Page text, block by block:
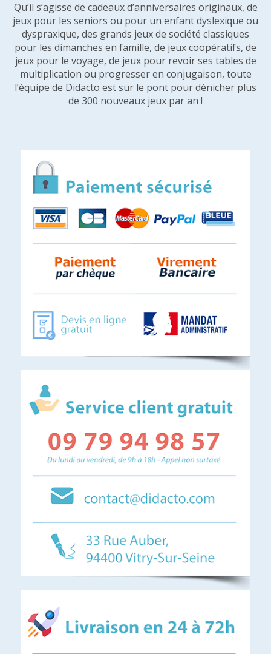
Qu’il s’agisse de cadeaux d’anniversaires originaux, de
jeux pour les seniors ou pour un enfant dyslexique ou
dyspraxique, des grands jeux de société classiques
pour les dimanches en famille, de jeux coopératifs, de
jeux pour le voyage, de jeux pour revoir ses tables de
multiplication ou progresser en conjugaison, toute
l’équipe de Didacto est sur le pont pour dénicher plus
de 300 nouveaux jeux par an !